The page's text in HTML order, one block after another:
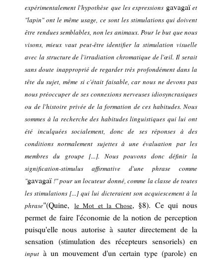
expérimentalement l'hypothèse que les expressions gavagaïet
"lapin" ont le même usage, ce sont les stimulations qui doivent
être rendues semblables, non les animaux. Pour le but que nous
visons, mieux vaut peut-être identifier la stimulation visuelle
avec la structure de l'irradiation chromatique de l'œil. Il serait
sans doute inapproprié de regarder très profondément dans la
tête du sujet, même si c'était faisable, car nous ne devons pas
nous préoccuper de ses connexions nerveuses idiosyncrasiques
ou de l'histoire privée de la formation de ces habitudes. Nous
sommes à la recherche des habitudes linguistiques qui lui ont
été inculquées socialement, donc de ses réponses à des
conditions normalement sujettes à une évaluation par les
membres du groupe [...]. Nous pouvons donc définir la
signification-stimulus affirmative d'une phrase comme
"gavagaï!" pour un locuteur donné, comme la classe de toutes
les stimulations [...] qui lui dicteraient son acquiescement à la
phrase"(Quine, le Mot et la Chose, §8). Ce quinous
permet de faire l'économie de la notion de perception
puisqu'ellenous autorise à sauterdirectement de la
sensation (stimulation des récepteurs sensoriels) en
input à un mouvement d'un certain type(parole) en